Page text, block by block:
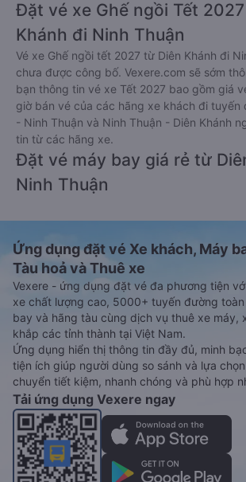
Đặt vé xe Ghế ngồi Tết
Khánh đi Ninh Thuận
Vé xe Ghế ngồi tết 2027 từ Diên Khánh đi
chưa được công bố. Vexere.com sẽ sớm
bạn thông tin vé xe Tết 2027 bao gồm giá
giờ bán vé của các hãng xe khách đi tuyến
- Ninh Thuận và Ninh Thuận - Diên Khánh
tin từ các hãng xe.
Đặt vé máy bay giá rẻ từ
Ninh Thuận
Ứng dụng đặt vé Xe khách, Máy
Tàu hoả và Thuê xe
Vexere - ứng dụng đặt vé đa phương tiện
xe chất lượng cao, 5000+ tuyến đường
bay và hãng tàu cùng dịch vụ thuê xe máy,
khắp các tỉnh thành tại Việt Nam.
Ứng dụng hiển thị thông tin đầy đủ, minh
tiện ích giúp người dùng so sánh và lựa
chuyển tiết kiệm, nhanh chóng và phù hợp
Tải ứng dụng Vexere ngay